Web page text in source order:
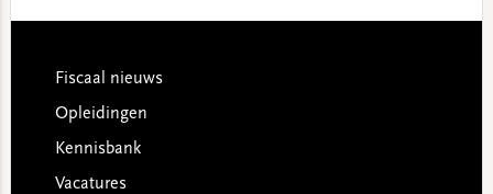
Footer
Fiscaal nieuws
Opleidingen
Kennisbank
Vacatures